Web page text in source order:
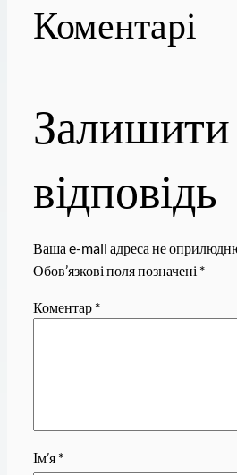
Коментарі
Залишити
відповідь
Ваша e-mail адреса не
Обов’язкові поля позначені *
Коментар *
Ім’я *